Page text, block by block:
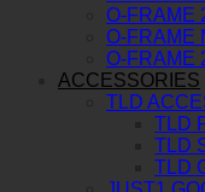
O-FRAME
O-FRAME
O-FRAME
ACCESSORIES
TLD
TLD
TLD
TLD